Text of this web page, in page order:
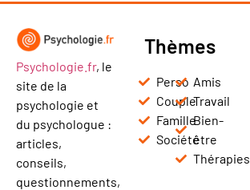
Psychologie.fr, le
site de la
psychologie et
du psychologue :
articles,
conseils,
questionnements,
Thèmes
Perso
Couple
Famille
Société
Amis
Travail
Bien-
être
Thérapies